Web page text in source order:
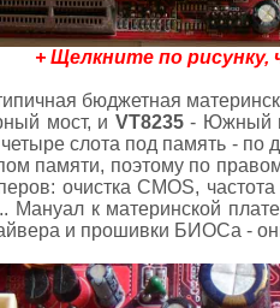
+ Щелкните по
бюджетная
мост, и VT8235- Южный
слота под память -
памяти, поэтому по
очистка CMOS,
Мануал к материнской
и прошивки БИОСа -